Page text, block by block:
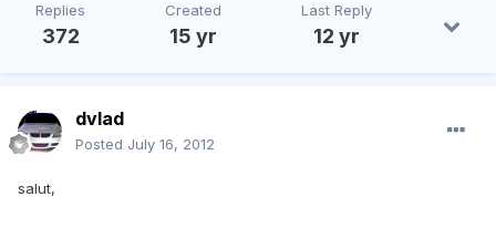
Replies
372
Created
15 yr
Last Reply
12 yr
dvlad
Posted July 16, 2012
salut,